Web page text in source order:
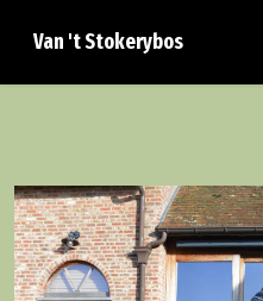
Van 't Stokerybos